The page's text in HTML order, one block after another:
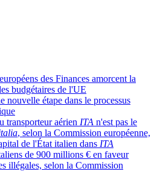
des Finances amorcent la
budgétaires de l'UE
nouvelle étape dans le processus
transporteur aérien ITA n'est pas le
, selon la Commission européenne,
de l'État italien dans ITA
de 900 millions € en faveur
illégales, selon la Commission